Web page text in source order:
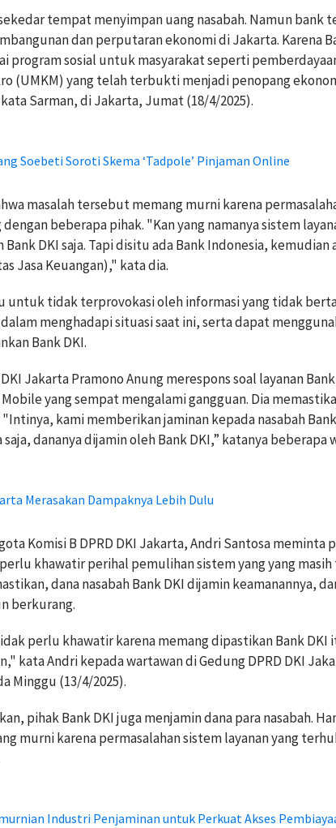
tempat menyimpan uang nasabah. Namun bank
dan perputaran ekonomi di Jakarta. Karena
program sosial untuk masyarakat seperti
(UMKM) yang telah terbukti menjadi penopang
Sarman, di Jakarta, Jumat (18/4/2025).
Soebeti Soroti Skema ‘Tadpole’ Pinjaman Online
masalah tersebut memang murni karena
beberapa pihak. "Kan yang namanya sistem
DKI saja. Tapi disitu ada Bank Indonesia, kemudian
Jasa Keuangan)," kata dia.
untuk tidak terprovokasi oleh informasi yang tidak
menghadapi situasi saat ini, serta dapat
Bank DKI.
Jakarta Pramono Anung merespons soal layanan
yang sempat mengalami gangguan. Dia
"Intinya, kami memberikan jaminan kepada nasabah
saja, dananya dijamin oleh Bank DKI,” katanya beberapa
Merasakan Dampaknya Lebih Dulu
Komisi B DPRD DKI Jakarta, Andri Santosa meminta
khawatir perihal pemulihan sistem yang yang
dana nasabah Bank DKI dijamin keamanannya,
berkurang.
perlu khawatir karena memang dipastikan Bank DKI
kata Andri kepada wartawan di Gedung DPRD DKI
Minggu (13/4/2025).
pihak Bank DKI juga menjamin dana para nasabah.
murni karena permasalahan sistem layanan yang
Industri Penjaminan untuk Perkuat Akses